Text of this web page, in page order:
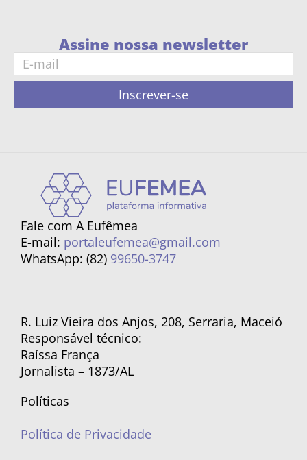
Assine nossa newsletter
Inscrever-se
Fale com A Eufêmea
E-mail: portaleufemea@gmail.com
WhatsApp: (82) 99650-3747
R. Luiz Vieira dos Anjos, 208, Serraria, Maceió
Responsável técnico:
Raíssa França
Jornalista – 1873/AL
Políticas
Política de Privacidade